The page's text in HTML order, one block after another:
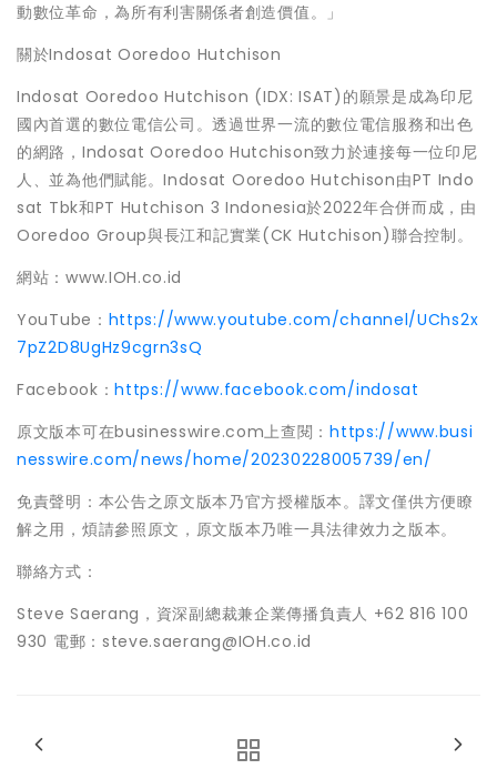
動數位革命，為所有利害關係者創造價值。」
關於Indosat Ooredoo Hutchison
Indosat Ooredoo Hutchison (IDX: ISAT)的願景是成為印尼
國內首選的數位電信公司。透過世界一流的數位電信服務和出色
的網路，Indosat Ooredoo Hutchison致力於連接每一位印尼
人、並為他們賦能。Indosat Ooredoo Hutchison由PT Indo
sat Tbk和PT Hutchison 3 Indonesia於2022年合併而成，由
Ooredoo Group與長江和記實業(CK Hutchison)聯合控制。
網站：www.IOH.co.id
YouTube： https://www.youtube.com/channel/UChs2x
7pZ2D8UgHz9cgrn3sQ
Facebook：https://www.facebook.com/indosat
原文版本可在businesswire.com上查閱：https://www.busi
nesswire.com/news/home/20230228005739/en/
免責聲明：本公告之原文版本乃官方授權版本。譯文僅供方便瞭
解之用，煩請參照原文，原文版本乃唯一具法律效力之版本。
聯絡方式：
Steve Saerang，資深副總裁兼企業傳播負責人 +62 816 100
930 電郵：steve.saerang@IOH.co.id